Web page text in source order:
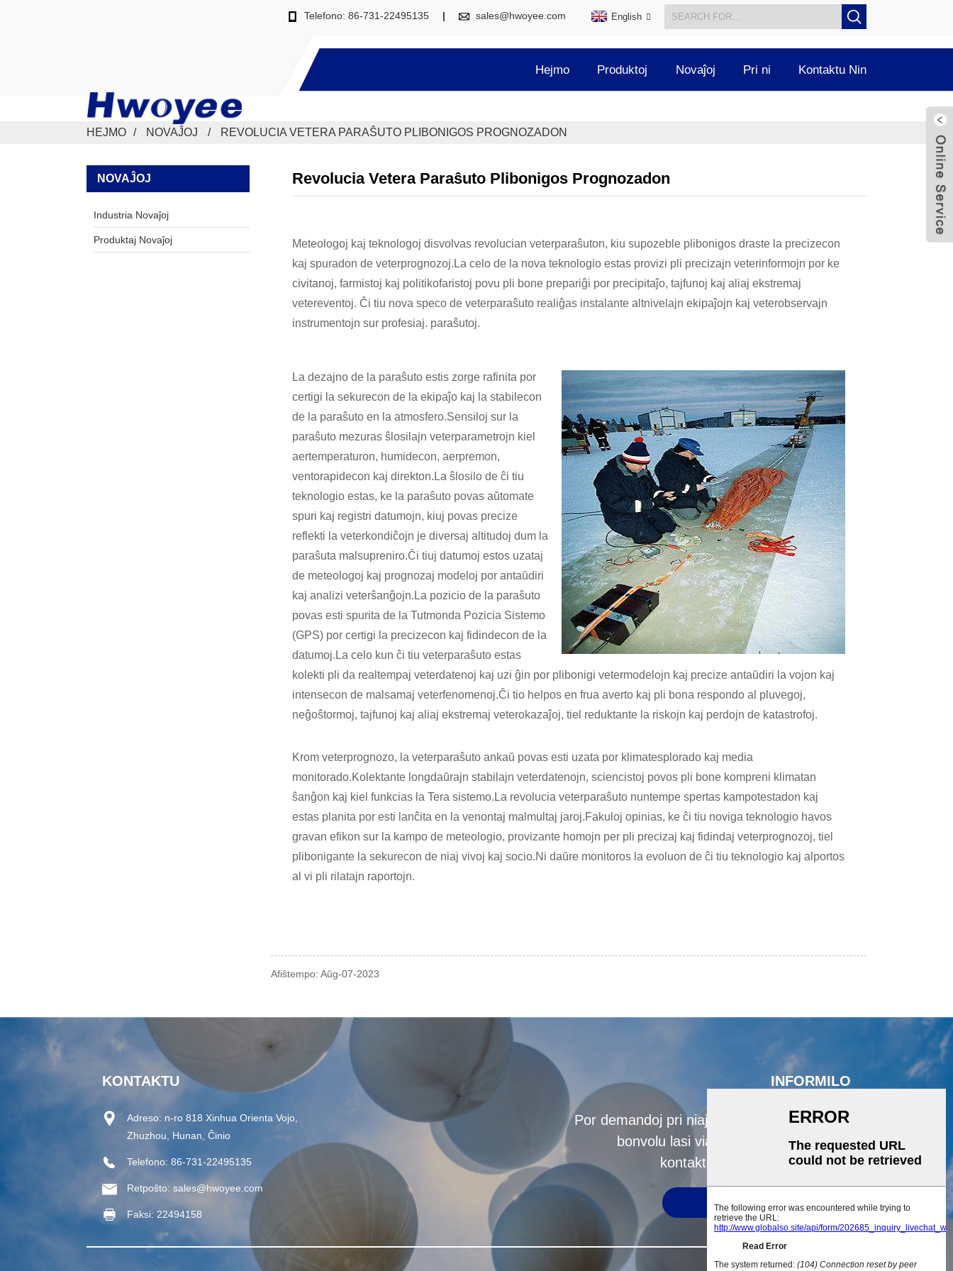
Telefono: 86-731-22495135 sales@hwoyee.com English
Hejmo Produktoj Novaĵoj Pri ni Kontaktu Nin
HEJMO NOVAĴOJ REVOLUCIA VETERA PARAŜUTO PLIBONIGOS PROGNOZADON
NOVAĴOJ
Industria Novaĵoj
Produktaj Novaĵoj
Revolucia Vetera Paraŝuto Plibonigos Prognozadon
Meteologoj kaj teknologoj disvolvas revolucian veterparaŝuton, kiu supozeble plibonigos draste la precizecon
kaj spuradon de veterprognozoj.La celo de la nova teknologio estas provizi pli precizajn veterinformojn por ke
civitanoj, farmistoj kaj politikofaristoj povu pli bone prepariĝi por precipitaĵo, tajfunoj kaj aliaj ekstremaj
vetereventoj. Ĉi tiu nova speco de veterparaŝuto realiĝas instalante altnivelajn ekipaĵojn kaj veterobservajn
instrumentojn sur profesiaj. paraŝutoj.
La dezajno de la paraŝuto estis zorge rafinita por
certigi la sekurecon de la ekipaĵo kaj la stabilecon
de la paraŝuto en la atmosfero.Sensiloj sur la
paraŝuto mezuras ŝlosilajn veterparametrojn kiel
aertemperaturon, humidecon, aerpremon,
ventorapidecon kaj direkton.La ŝlosilo de ĉi tiu
teknologio estas, ke la paraŝuto povas aŭtomate
spuri kaj registri datumojn, kiuj povas precize
reflekti la veterkondiĉojn je diversaj altitudoj dum la
paraŝuta malsupreniro.Ĉi tiuj datumoj estos uzataj
de meteologoj kaj prognozaj modeloj por antaŭdiri
kaj analizi veterŝanĝojn.La pozicio de la paraŝuto
povas esti spurita de la Tutmonda Pozicia Sistemo
(GPS) por certigi la precizecon kaj fidindecon de la
datumoj.La celo kun ĉi tiu veterparaŝuto estas
kolekti pli da realtempaj veterdatenoj kaj uzi ĝin por plibonigi vetermodelojn kaj precize antaŭdiri la vojon kaj
intensecon de malsamaj veterfenomenoj.Ĉi tio helpos en frua averto kaj pli bona respondo al pluvegoj,
neĝoŝtormoj, tajfunoj kaj aliaj ekstremaj veterokazaĵoj, tiel reduktante la riskojn kaj perdojn de katastrofoj.
Krom veterprognozo, la veterparaŝuto ankaŭ povas esti uzata por klimatesplorado kaj media
monitorado.Kolektante longdaŭrajn stabilajn veterdatenojn, sciencistoj povos pli bone kompreni klimatan
ŝanĝon kaj kiel funkcias la Tera sistemo.La revolucia veterparaŝuto nuntempe spertas kampotestadon kaj
estas planita por esti lanĉita en la venontaj malmultaj jaroj.Fakuloj opinias, ke ĉi tiu noviga teknologio havos
gravan efikon sur la kampo de meteologio, provizante homojn per pli precizaj kaj fidindaj veterprognozoj, tiel
plibonigante la sekurecon de niaj vivoj kaj socio.Ni daŭre monitoros la evoluon de ĉi tiu teknologio kaj alportos
al vi pli rilatajn raportojn.
Afiŝtempo: Aŭg-07-2023
KONTAKTU
Adreso: n-ro 818 Xinhua Orienta Vojo,
Zhuzhou, Hunan, Ĉinio
Telefono: 86-731-22495135
Retpoŝto: sales@hwoyee.com
Faksi: 22494158
INFORMILO
Por demandoj pri niaj produktoj aŭ prezlisto,
bonvolu lasi vian retpoŝton al ni kaj ni
kontaktos nin ene de 24 horoj.
SUBMETI